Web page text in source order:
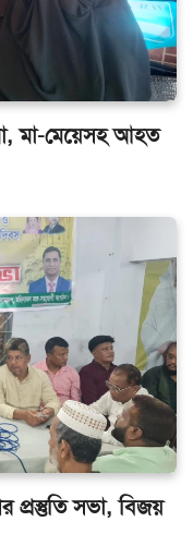
মা-মেয়েসহ আহত
সভা, বিজয়